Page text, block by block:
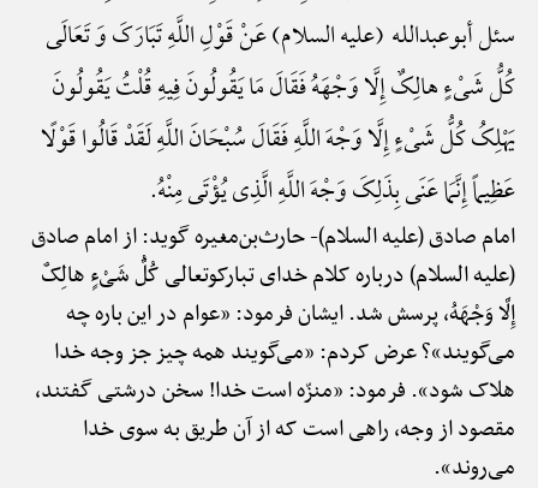
سئل أبوعبدالله (علیه السلام) عَنْ قَوْلِ اللَّهِ تَبَارَکَ وَ تَعَالَی
کُلُّ شَیْءٍ هالِکٌ إِلَّا وَجْهَهُ فَقَالَ مَا یَقُولُونَ فِیهِ قُلْتُ یَقُولُونَ
یَهْلِکُ کُلُّ شَیْءٍ إِلَّا وَجْهَ اللَّهِ فَقَالَ سُبْحَانَ اللَّهِ لَقَدْ قَالُوا قَوْلًا
عَظِیماً إِنَّمَا عَنَی بِذَلِکَ وَجْهَ اللَّهِ الَّذِی یُؤْتَی مِنْهُ.
امام صادق (علیه السلام)-حارث‌بن‌مغیره گوید: از امام صادق
(علیه السلام) درباره کلام خدای تبارک‎وتعالی کُلُّ شَیْءٍ هالِکٌ
إِلَّا وَجْهَهُ، پرسش شد. ایشان فرمود: «عوام در این باره چه
می‌گویند»؟ عرض کردم: «می‌گویند همه چیز جز وجه خدا
هلاک شود». فرمود: «منزّه است خدا! سخن درشتی گفتند،
مقصود از وجه، راهی است که از آن طریق به سوی خدا
می‌روند».